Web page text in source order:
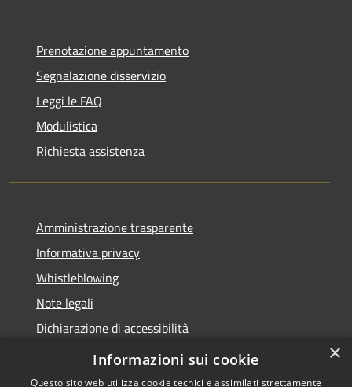
Prenotazione appuntamento
Segnalazione disservizio
Leggi le FAQ
Modulistica
Richiesta assistenza
Amministrazione trasparente
Informativa privacy
Whistleblowing
Note legali
Dichiarazione di accessibilità
Piano di miglioramento
×
Informazioni sui cookie
Questo sito web utilizza cookie tecnici e assimilati strettamente